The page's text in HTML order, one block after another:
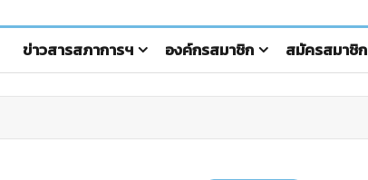
ข่าวสารสภาการฯ องค์กรสมาชิก สมัครสมาชิก